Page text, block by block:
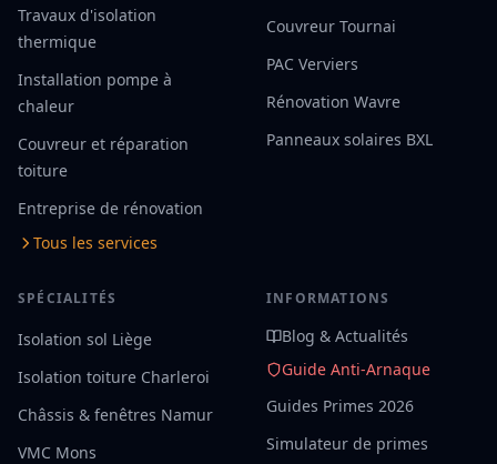
Travaux d'isolation
thermique
Installation pompe à
chaleur
Couvreur et réparation
toiture
Entreprise de rénovation
Tous les services
Couvreur Tournai
PAC Verviers
Rénovation Wavre
Panneaux solaires BXL
SPÉCIALITÉS
Isolation sol Liège
Isolation toiture Charleroi
Châssis & fenêtres Namur
VMC Mons
INFORMATIONS
Blog & Actualités
Guide Anti-Arnaque
Guides Primes 2026
Simulateur de primes